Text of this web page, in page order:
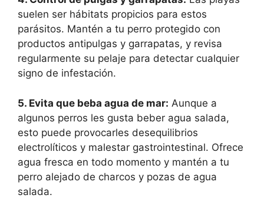
suelen ser hábitats propicios para estos
parásitos. Mantén a tu perro protegido con
productos antipulgas y garrapatas, y revisa
regularmente su pelaje para detectar cualquier
signo de infestación.
5. Evita que beba agua de mar: Aunque a
algunos perros les gusta beber agua salada,
esto puede provocarles desequilibrios
electrolíticos y malestar gastrointestinal. Ofrece
agua fresca en todo momento y mantén a tu
perro alejado de charcos y pozas de agua
salada.